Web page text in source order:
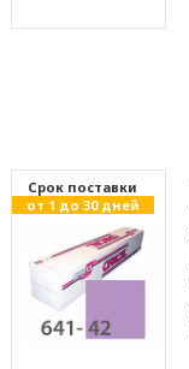
Cрок поставки
от 1 до 30 дней